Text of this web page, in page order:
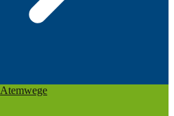
Atemwege